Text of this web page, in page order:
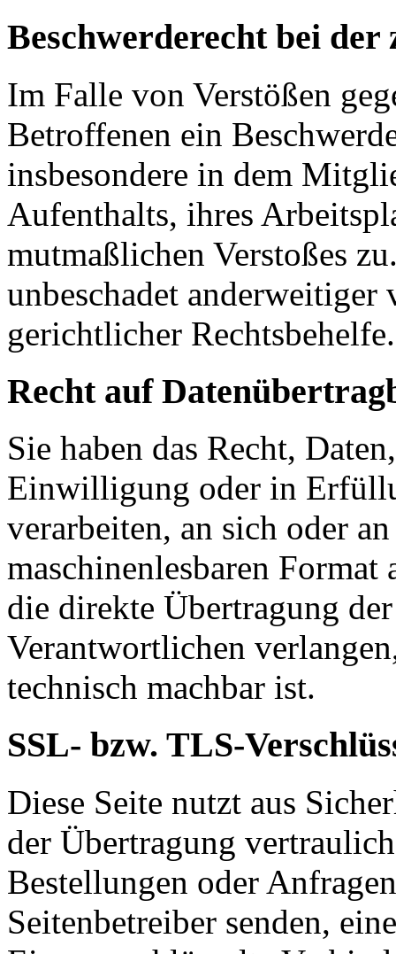
Beschwerderecht bei
Im Falle von Verstößen
Betroffenen ein
insbesondere in dem
Aufenthalts, ihres
mutmaßlichen Verstoßes
unbeschadet
gerichtlicher Rechtsbehelfe.
Recht auf
Sie haben das Recht,
Einwilligung oder in
verarbeiten, an sich oder
maschinenlesbaren Format
die direkte Übertragung
Verantwortlichen
technisch machbar ist.
SSL- bzw. TLS-
Diese Seite nutzt aus
der Übertragung
Bestellungen oder
Seitenbetreiber senden,